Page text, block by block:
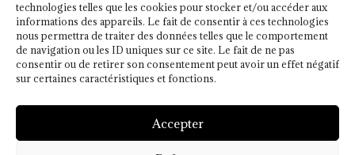
technologies telles que les cookies pour stocker et/ou accéder aux
informations des appareils. Le fait de consentir à ces technologies
nous permettra de traiter des données telles que le comportement
de navigation ou les ID uniques sur ce site. Le fait de ne pas
consentir ou de retirer son consentement peut avoir un effet négatif
sur certaines caractéristiques et fonctions.
Accepter